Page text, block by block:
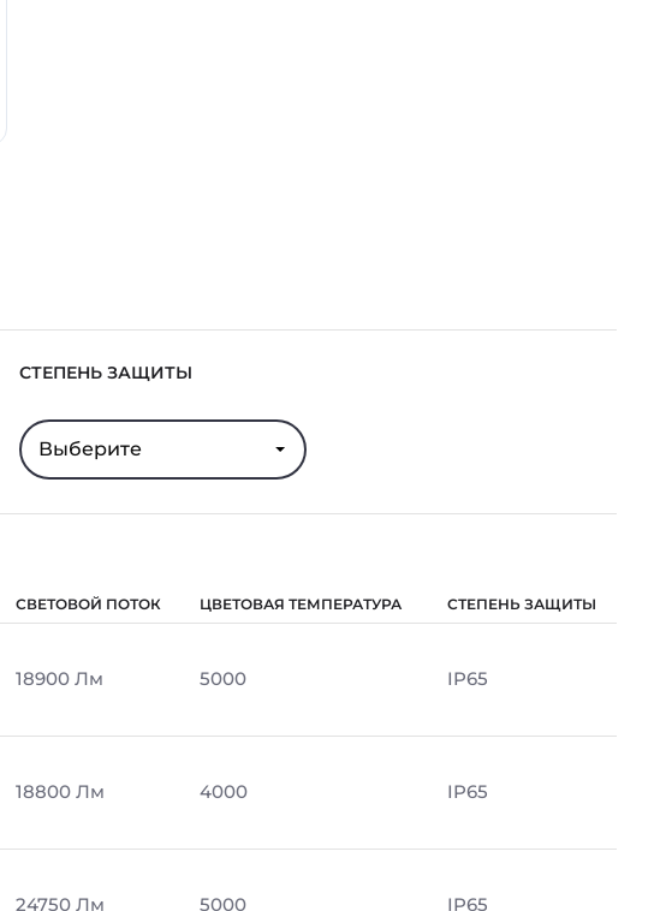
СТЕПЕНЬ ЗАЩИТЫ
Выберите
СВЕТОВОЙ ПОТОК ЦВЕТОВАЯ ТЕМПЕРАТУРА СТЕПЕНЬ ЗАЩИТЫ
18900 Лм 5000 IP65
18800 Лм 4000 IP65
24750 Лм 5000 IP65